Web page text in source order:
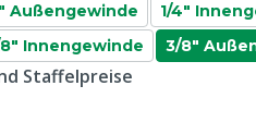
Außengewinde
1/4"
Innengewinde 3/8"
Staffelpreise